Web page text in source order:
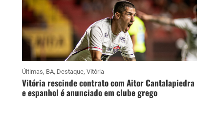
Últimas, BA, Destaque, Vitória
Vitória rescinde contrato com Aitor Cantalapiedra
e espanhol é anunciado em clube grego